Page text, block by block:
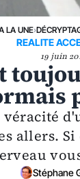
LA UNE›
REALITE
19 juin
allers.
Stéphane